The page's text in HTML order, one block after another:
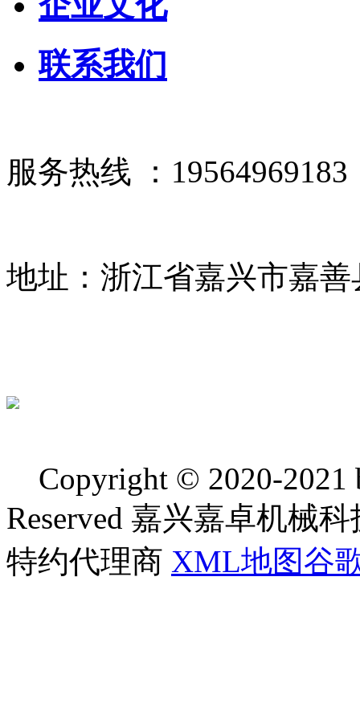
联系我们
服务热线 ：19564969183
地址：浙江省嘉兴市嘉
Copyright © 2020-2021
Reserved 嘉兴嘉卓机械
特约代理商 XML地图谷